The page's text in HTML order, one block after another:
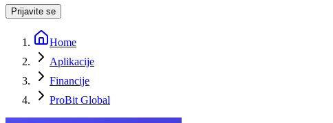
Prijavite se
Home
Aplikacije
Financije
ProBit Global